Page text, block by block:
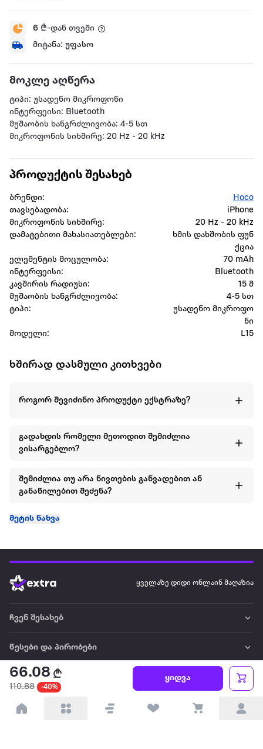
6 ₾-დან თვეში
მიტანა: უფასო
მოკლე აღწერა
ტიპი: უსადენო მიკროფონი
ინტერფეისი: Bluetooth
მუშაობის ხანგრძლივობა: 4-5 სთ
მიკროფონის სიხშირე: 20 Hz - 20 kHz
66.08
110.88 -40%
ყიდვა
პროდუქტის შესახებ
ბრენდი:
Hoco
თავსებადობა:
iPhone
მიკროფონის სიხშირე:
20 Hz - 20 kHz
დამატებითი მახასიათებლები:
ხმის დახშობის ფუნ
ქცია
ელემენტის მოცულობა:
70 mAh
ინტერფეისი:
Bluetooth
კავშირის რადიუსი:
15 მ
მუშაობის ხანგრძლივობა:
4-5 სთ
ტიპი:
უსადენო მიკროფო
ნი
მოდელი:
L15
ხშირად დასმული კითხვები
როგორ შევიძინო პროდუქტი ექსტრაზე?
გადახდის რომელი მეთოდით შემიძლია
ვისარგებლო?
შემიძლია თუ არა ნივთების განვადებით ან
განაწილებით შეძენა?
მეტის ნახვა
ყველაზე დიდი ონლაინ მაღაზია
ჩვენ შესახებ
წესები და პირობები
პარტნიორებისთვის
ტრენდული